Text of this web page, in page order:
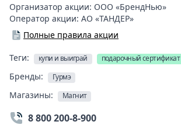
Организатор акции: ООО «БрендНью»
Оператор акции: АО «ТАНДЕР»
Полные правила акции
Теги: купи и выиграй подарочный сертификат
Бренды: Гурмэ
Магазины: Магнит
8 800 200-8-900